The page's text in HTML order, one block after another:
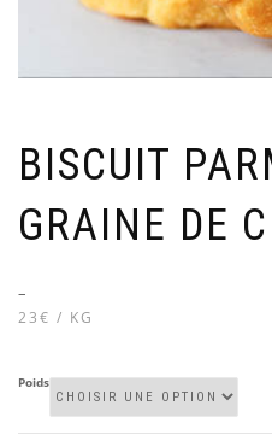
BISCUIT
GRAINE DE
–
23€ / KG
Poids